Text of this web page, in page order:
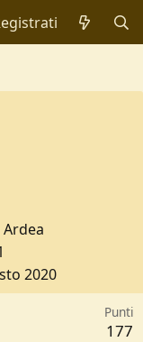
Ardea
2020
Punti
177